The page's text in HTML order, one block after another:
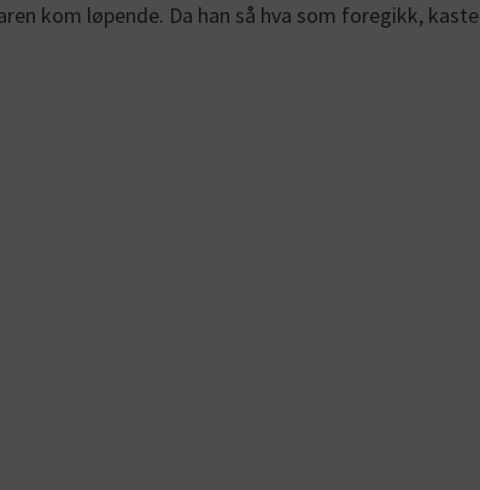
kom løpende. Da han så hva som foregikk,